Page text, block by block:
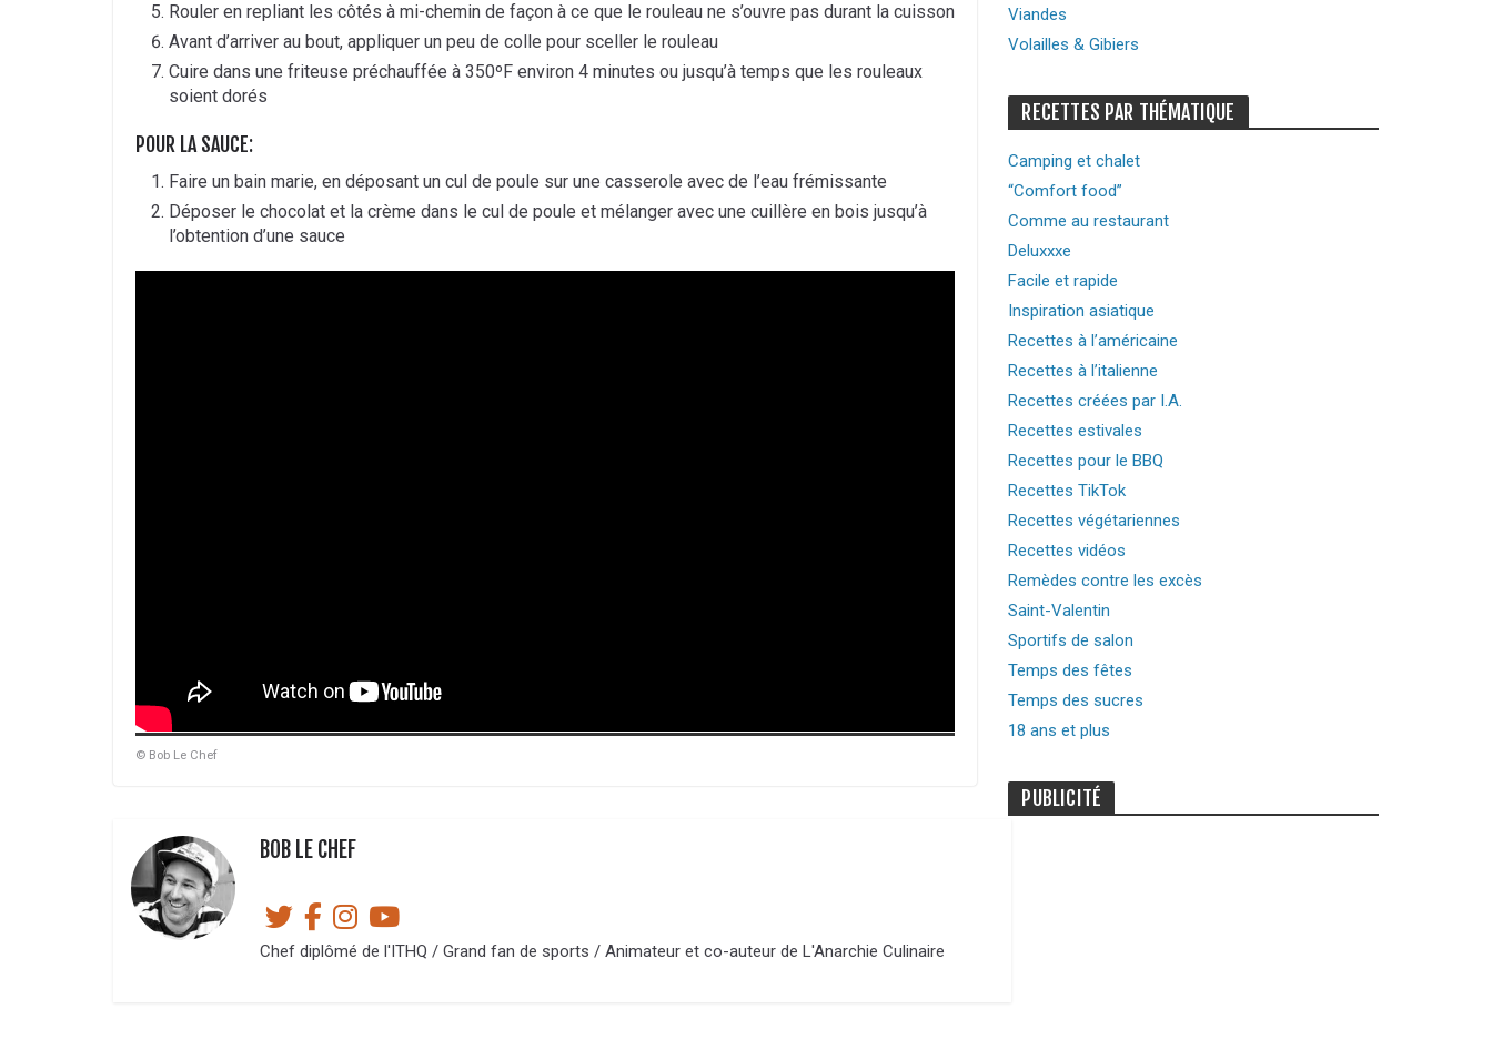
Rouler en repliant les côtés à mi-chemin de façon à ce que le rouleau ne s’ouvre pas durant la cuisson
Avant d’arriver au bout, appliquer un peu de colle pour sceller le rouleau
Cuire dans une friteuse préchauffée à 350ºF environ 4 minutes ou jusqu’à temps que les rouleaux
soient dorés
POUR LA SAUCE:
Faire un bain marie, en déposant un cul de poule sur une casserole avec de l’eau frémissante
Déposer le chocolat et la crème dans le cul de poule et mélanger avec une cuillère en bois jusqu’à
l’obtention d’une sauce
© Bob Le Chef
BOB LE CHEF
Chef diplômé de l'ITHQ / Grand fan de sports / Animateur et co-auteur de L'Anarchie Culinaire
Viandes
Volailles & Gibiers
RECETTES PAR THÉMATIQUE
Camping et chalet
“Comfort food”
Comme au restaurant
Deluxxxe
Facile et rapide
Inspiration asiatique
Recettes à l’américaine
Recettes à l’italienne
Recettes créées par I.A.
Recettes estivales
Recettes pour le BBQ
Recettes TikTok
Recettes végétariennes
Recettes vidéos
Remèdes contre les excès
Saint-Valentin
Sportifs de salon
Temps des fêtes
Temps des sucres
18 ans et plus
PUBLICITÉ